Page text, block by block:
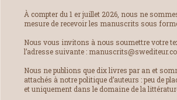
À compter du 1 er juillet 2026, nous ne
mesure de recevoir les manuscrits sous
Nous vous invitons à nous soumettre votre
l’adresse suivante :
Nous ne publions que dix livres par an et
attachés à notre politique d’auteurs : peu de
et uniquement dans le domaine de la